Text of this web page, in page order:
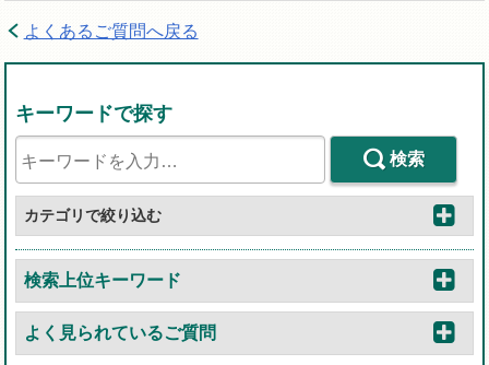
よくあるご質問へ戻る
キーワードで探す
検索
カテゴリで絞り込む
検索上位キーワード
よく見られているご質問